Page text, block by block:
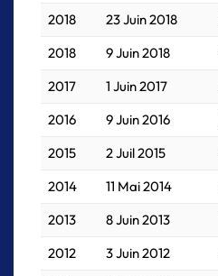
2018
23 Juin 2018
2018
9 Juin 2018
2017
1 Juin 2017
2016
9 Juin 2016
2015
2 Juil 2015
2014
11 Mai 2014
2013
8 Juin 2013
2012
3 Juin 2012